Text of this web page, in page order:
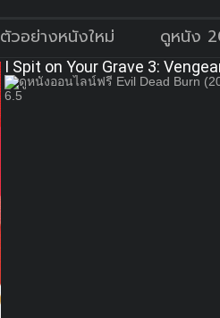
ตัวอย่างหนังใหม่ ดูหนัง
I Spit on Your Grave 3:
6.5